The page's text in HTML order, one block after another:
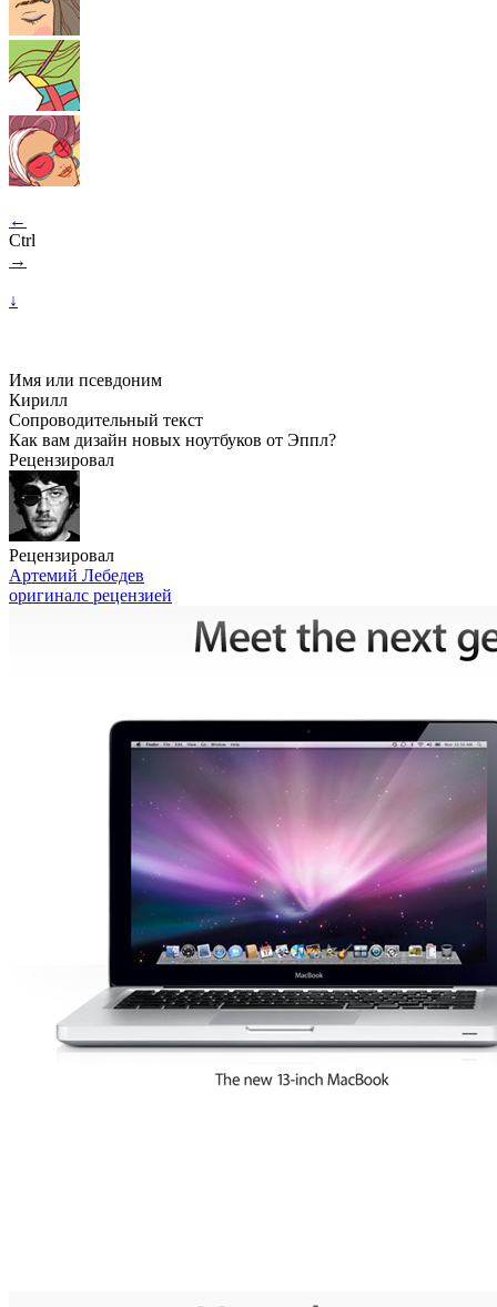
←
Ctrl
→
↓
Имя или псевдоним
Кирилл
Сопроводительный текст
Как вам дизайн новых ноутбуков от Эппл?
Рецензировал
Рецензировал
Артемий Лебедев
оригиналс рецензией